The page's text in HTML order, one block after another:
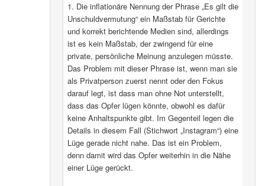
1. Die inflationäre Nennung der Phrase „Es gilt die
Unschuldvermutung“ ein Maßstab für Gerichte
und korrekt berichtende Medien sind, allerdings
ist es kein Maßstab, der zwingend für eine
private, persönliche Meinung anzulegen müsste.
Das Problem mit dieser Phrase ist, wenn man sie
als Privatperson zuerst nennt oder den Fokus
darauf legt, ist dass man ohne Not unterstellt,
dass das Opfer lügen könnte, obwohl es dafür
keine Anhaltspunkte gibt. Im Gegenteil legen die
Details in diesem Fall (Stichwort „Instagram“) eine
Lüge gerade nicht nahe. Das ist ein Problem,
denn damit wird das Opfer weiterhin in die Nähe
einer Lüge gerückt.